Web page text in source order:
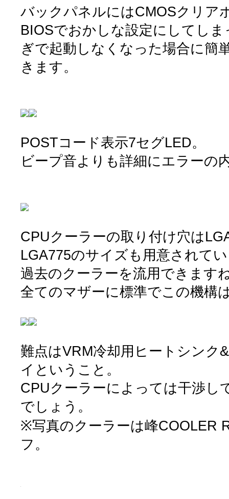
バックパネルにはCMOSクリア
BIOSでおかしな設定にしてし
ぎで起動しなくなった場合に簡
きます。
POSTコード表示7セグLED。
ビープ音よりも詳細にエラーの
CPUクーラーの取り付け穴は
LGA775のサイズも用意されて
過去のクーラーを流用できます
全てのマザーに標準でこの機構
難点はVRM冷却用ヒートシンク
イということ。
CPUクーラーによっては干渉し
でしょう。
※写真のクーラーは峰COOLER
フ。